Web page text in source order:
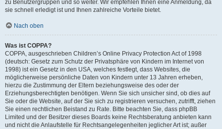
zu Benutzergruppen und so weiter. Wir empfehlen Ihnen eine Anmeldung, da
sie schnell erledigt ist und Ihnen zahlreiche Vorteile bietet.
Nach oben
Was ist COPPA?
COPPA, ausgeschrieben Children’s Online Privacy Protection Act of 1998
(deutsch: Gesetz zum Schutz der Privatsphäre von Kindern im Internet von
1998) ist ein Gesetz in den USA, welches festlegt, dass Websites, die
möglicherweise persönliche Daten von Kindern unter 13 Jahren erheben,
hierzu die Zustimmung der Eltern beziehungsweise des oder der
Erziehungsberechtigten benötigen. Wenn Sie sich unsicher sind, ob dies auf
Sie oder die Website, auf der Sie sich zu registrieren versuchen, zutrifft, ziehen
Sie einen rechtlichen Beistand zu Rate. Bitte beachten Sie, dass phpBB
Limited und der Besitzer dieses Boards keine Rechtsberatung anbieten kann
und nicht die Anlaufstelle für Rechtsangelegenheiten jeglicher Art ist; außer